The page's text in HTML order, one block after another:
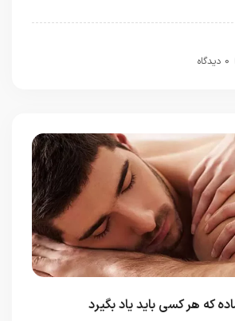
0 دیدگاه